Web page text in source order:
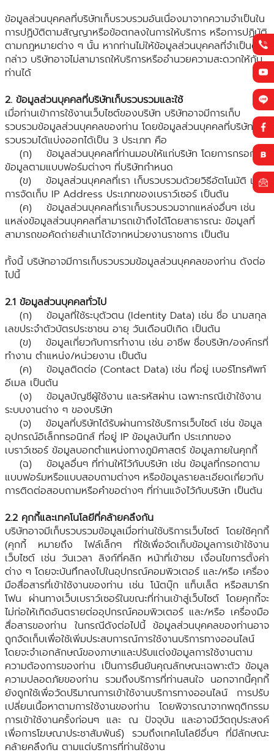
ข้อมูลส่วนบุคคลที่บริษัทเก็บรวบรวมอันเนื่องมาจากความจำเป็นใน
การปฏิบัติตามสัญญาหรือข้อตกลงในการให้บริการ หรือการปฏิบัติ
ตามกฎหมายต่าง ๆ นั้น หากท่านไม่ให้ข้อมูลส่วนบุคคลที่จำเป็นดัง
กล่าว บริษัทอาจไม่สามารถให้บริการหรืออำนวยความสะดวกให้กับ
ท่านได้
2. ข้อมูลส่วนบุคคลที่บริษัทเก็บรวบรวมและใช้
เมื่อท่านเข้าการใช้งานเว็บไซต์ของบริษัท บริษัทอาจมีการเก็บ
รวบรวมข้อมูลส่วนบุคคลของท่าน โดยข้อมูลส่วนบุคคลที่บริษัทเก็บ
รวบรวมได้แบ่งออกได้เป็น 3 ประเภท คือ
(ก) ข้อมูลส่วนบุคคลที่ท่านมอบให้แก่บริษัท โดยการกรอก
ข้อมูลตามแบบฟอร์มต่างๆ ที่บริษัทกำหนด
(ข) ข้อมูลส่วนบุคคลที่เรา เก็บรวบรวมด้วยวิธีอัตโนมัติ เช่น
การจัดเก็บ IP Address ประเภทของเบราว์เซอร์ เป็นต้น
(ค) ข้อมูลส่วนบุคคลที่เราเก็บรวบรวมจากแหล่งอื่นๆ เช่น
แหล่งข้อมูลส่วนบุคคลที่สามารถเข้าถึงได้โดยสาธารณะ ข้อมูลที่
สามารถขอคัดถ่ายสำเนาได้จากหน่วยงานราชการ เป็นต้น
ทั้งนี้ บริษัทอาจมีการเก็บรวบรวมข้อมูลส่วนบุคคลของท่าน ดังต่อ
ไปนี้
2.1 ข้อมูลส่วนบุคคลทั่วไป
(ก) ข้อมูลที่ใช้ระบุตัวตน (Identity Data) เช่น ชื่อ นามสกุล
เลขประจำตัวบัตรประชาชน อายุ วันเดือนปีเกิด เป็นต้น
(ข) ข้อมูลเกี่ยวกับการทำงาน เช่น อาชีพ ชื่อบริษัท/องค์กรที่
ทำงาน ตำแหน่ง/หน่วยงาน เป็นต้น
(ค) ข้อมูลติดต่อ (Contact Data) เช่น ที่อยู่ เบอร์โทรศัพท์
อีเมล เป็นต้น
(ง) ข้อมูลบัญชีผู้ใช้งาน และรหัสผ่าน เฉพาะกรณีเข้าใช้งาน
ระบบงานต่าง ๆ ของบริษัท
(จ) ข้อมูลที่บริษัทได้รับผ่านการใช้บริการเว็บไซต์ เช่น ข้อมูล
อุปกรณ์อิเล็กทรอนิกส์ ที่อยู่ IP ข้อมูลบันทึก ประเภทของ
เบราว์เซอร์ ข้อมูลบอกตำแหน่งทางภูมิศาสตร์ ข้อมูลภายในคุกกี้
(ฉ) ข้อมูลอื่นๆ ที่ท่านให้ไว้กับบริษัท เช่น ข้อมูลที่กรอกตาม
แบบฟอร์มหรือแบบสอบถามต่างๆ หรือข้อมูลรายละเอียดเกี่ยวกับ
การติดต่อสอบถามหรือคำขอต่างๆ ที่ท่านแจ้งไว้กับบริษัท เป็นต้น
2.2 คุกกี้และเทคโนโลยีที่คล้ายคลึงกัน
บริษัทอาจมีเก็บรวบรวมข้อมูลเมื่อท่านใช้บริการเว็บไซต์ โดยใช้คุกกี้
(คุกกี้ หมายถึง ไฟล์เล็กๆ ที่ใช้เพื่อจัดเก็บข้อมูลการเข้าใช้งาน
เว็บไซต์ เช่น วันเวลา ลิงก์ที่คลิก หน้าที่เข้าชม เงื่อนไขการตั้งค่า
ต่าง ๆ โดยจะบันทึกลงไปในอุปกรณ์คอมพิวเตอร์ และ/หรือ เครื่อง
มือสื่อสารที่เข้าใช้งานของท่าน เช่น โน้ตบุ๊ก แท็บเล็ต หรือสมาร์ท
โฟน ผ่านทางเว็บเบราว์เซอร์ในขณะที่ท่านเข้าสู่เว็บไซต์ โดยคุกกี้จะ
ไม่ก่อให้เกิดอันตรายต่ออุปกรณ์คอมพิวเตอร์ และ/หรือ เครื่องมือ
สื่อสารของท่าน ในกรณีดังต่อไปนี้ ข้อมูลส่วนบุคคลของท่านอาจ
ถูกจัดเก็บเพื่อใช้เพิ่มประสบการณ์การใช้งานบริการทางออนไลน์
โดยจะจำเอกลักษณ์ของภาษาและปรับแต่งข้อมูลการใช้งานตาม
ความต้องการของท่าน เป็นการยืนยันคุณลักษณะเฉพาะตัว ข้อมูล
ความปลอดภัยของท่าน รวมถึงบริการที่ท่านสนใจ นอกจากนี้คุกกี้
ยังถูกใช้เพื่อวัดปริมาณการเข้าใช้งานบริการทางออนไลน์ การปรับ
เปลี่ยนเนื้อหาตามการใช้งานของท่าน โดยพิจารณาจากพฤติกรรม
การเข้าใช้งานครั้งก่อนๆ และ ณ ปัจจุบัน และอาจมีวัตถุประสงค์
เพื่อการโฆษณาประชาสัมพันธ์) รวมถึงเทคโนโลยีอื่นๆ ที่มีลักษณะ
คล้ายคลึงกัน ตามแต่บริการที่ท่านใช้งาน